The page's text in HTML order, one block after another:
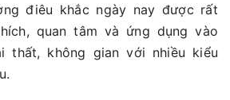
điêu khắc ngày nay được rất
quan tâm và ứng dụng vào
thất, không gian với nhiều kiểu